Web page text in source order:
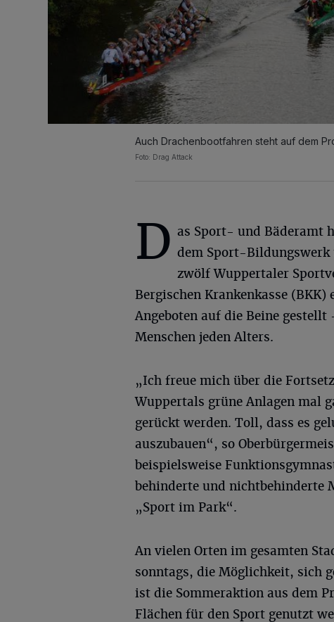
Auch Drachenbootfahren steht auf dem
Foto: Drag Attack
D as Sport- und Bäderamt
dem Sport-Bildungswerk
zwölf Wuppertaler
Bergischen Krankenkasse
Angeboten auf die Beine
Menschen jeden Alters.
„Ich freue mich über die
Wuppertals grüne Anlagen mal
gerückt werden. Toll, dass es
auszubauen“, so
beispielsweise
behinderte und nichtbehinderte
„Sport im Park“.
An vielen Orten im gesamten
sonntags, die Möglichkeit, sich
ist die Sommeraktion aus dem
Flächen für den Sport genutzt